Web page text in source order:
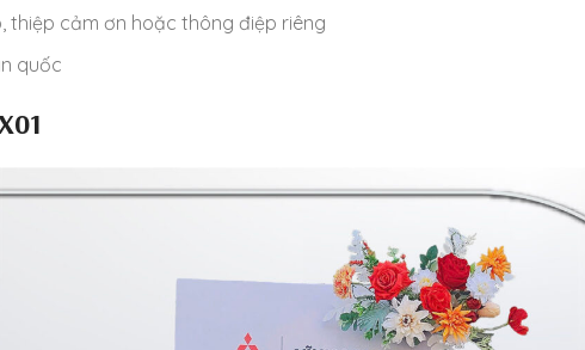
thiệp cảm ơn hoặc thông điệp riêng
quốc